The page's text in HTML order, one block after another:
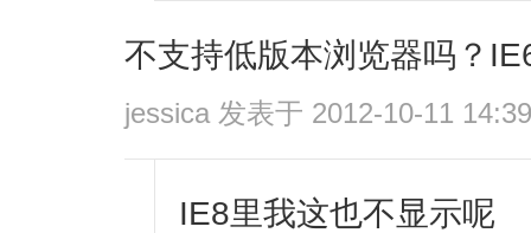
不支持低版本浏览器吗？
jessica 发表于 2012-10-11 14:39
IE8里我这也不显示呢